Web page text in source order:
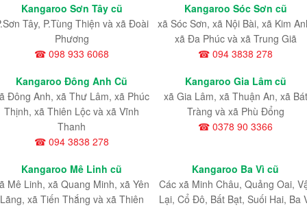
Kangaroo Sơn Tây cũ
Tây, P.Tùng Thiện và xã Đoài
Phương
☎ 098 933 6068
Kangaroo Sóc Sơn cũ
xã Sóc Sơn, xã Nội Bài, xã Kim
xã Đa Phúc và xã Trung Giã
☎ 094 3838 278
Kangaroo Đông Anh Cũ
Đông Anh, xã Thư Lâm, xã Phúc
Thịnh, xã Thiên Lộc và xã Vĩnh
Thanh
☎ 094 3838 278
Kangaroo Gia Lâm cũ
xã Gia Lâm, xã Thuận An, xã Bát
Tràng và xã Phù Đổng
☎ 0378 90 3366
Kangaroo Mê Linh cũ
Mê Linh, xã Quang Minh, xã Yên
Lãng, xã Tiến Thắng và xã Thiên
Kangaroo Ba Vì cũ
Các xã Minh Châu, Quảng Oai,
Lại, Cổ Đô, Bất Bạt, Suối Hai, Ba